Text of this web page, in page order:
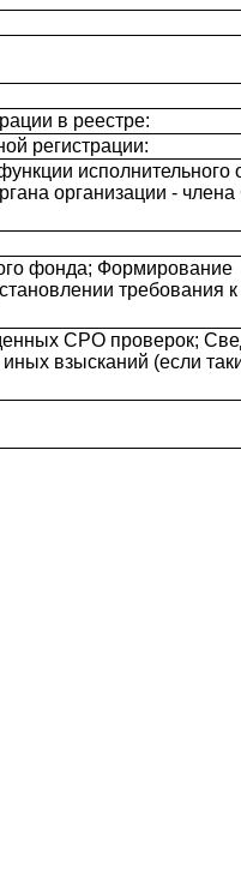
в реестре:
регистрации:
исполнительного
организации -
фонда; Формирование
требования
СРО проверок;
взысканий (если